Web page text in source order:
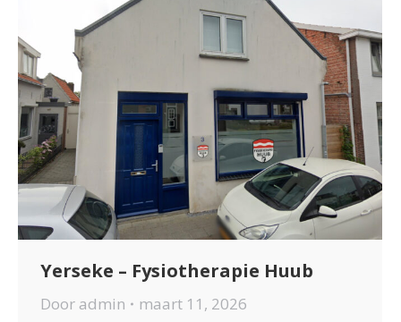
Yerseke – Fysiotherapie Huub
Door admin maart 11, 2026